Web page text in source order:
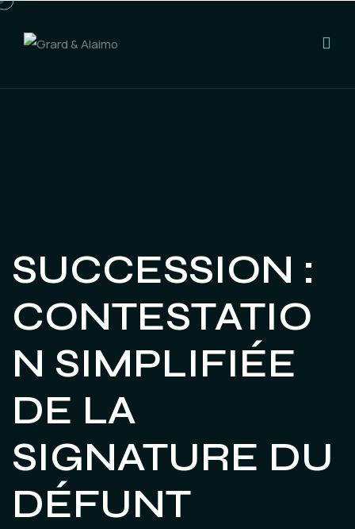
SUCCESSION :
CONTESTATIO
N SIMPLIFIÉE
DE LA
SIGNATURE DU
DÉFUNT